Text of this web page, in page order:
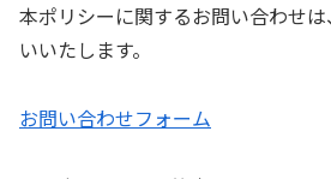
本ポリシーに関するお問い合わせ
いいたします。
お問い合わせフォーム